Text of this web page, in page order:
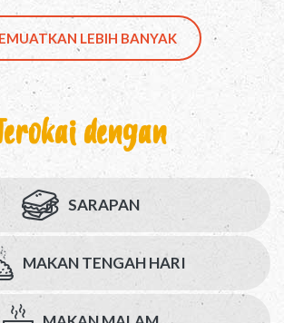
LEBIH BANYAK
dengan
SARAPAN
MAKAN TENGAH HARI